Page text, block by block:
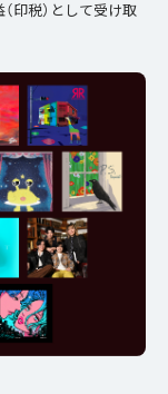
印税）として受け取